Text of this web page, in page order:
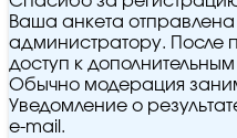
Ваша анкета
администратору. После
доступ к
Обычно модерация
Уведомление о
e‑mail.